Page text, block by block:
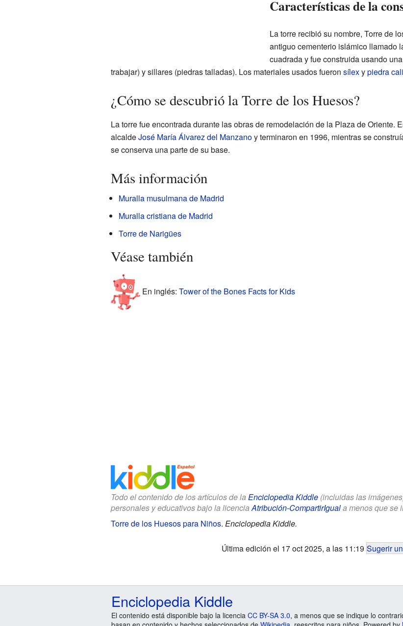
Características de la
La torre recibió su nombre, Torre de
antiguo cementerio islámico llamado
cuadrada y fue construida usando
trabajar) y sillares (piedras talladas). Los materiales usados fueron sílexypiedra
¿Cómo se descubrió la Torre de los Huesos?
La torre fue encontrada durante las obras de remodelación de la Plaza de Oriente.
alcaldeJosé María Álvarez del Manzanoy terminaron en 1996, mientras se
se conserva una parte de su base.
Más información
Muralla musulmana de Madrid
Muralla cristiana de Madrid
Torre de Narigües
Véase también
En inglés: Tower of the Bones Facts for Kids
Todo el contenido de los artículos de la Enciclopedia Kiddle(incluidas las
personales y educativos bajo la licenciaAtribución-CompartirIguala menos que se
Torre de los Huesos para Niños. Enciclopedia Kiddle.
Última edición el 17 oct 2025, a las 11:19 Sugerir
Enciclopedia Kiddle
El contenido está disponible bajo la licencia CC BY-SA 3.0, a menos que se indique lo